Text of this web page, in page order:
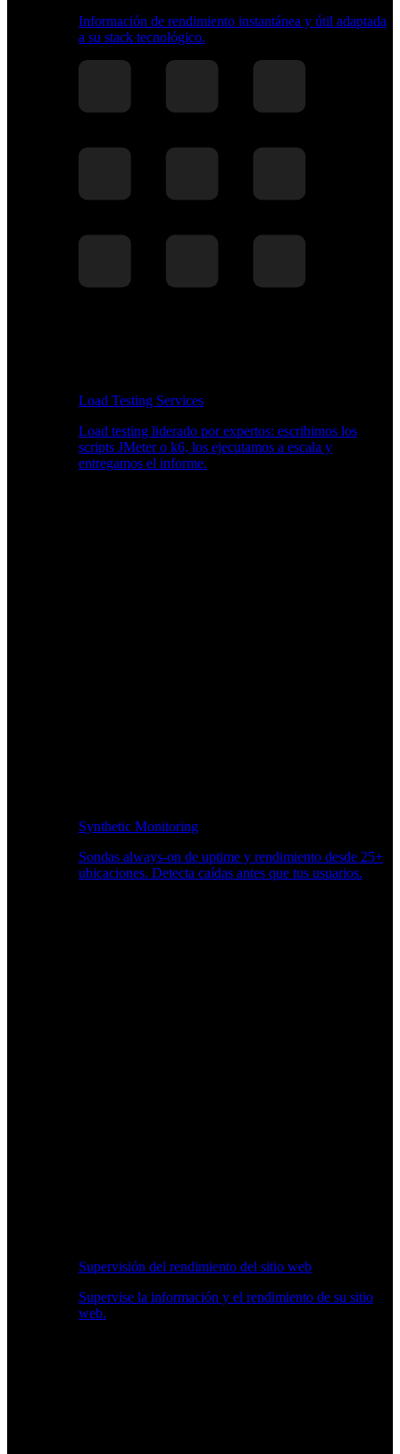
Información de rendimiento instantánea y útil adaptada
a su stack tecnológico.
Load Testing Services
Load testing liderado por expertos: escribimos los
scripts JMeter o k6, los ejecutamos a escala y
entregamos el informe.
Synthetic Monitoring
Sondas always-on de uptime y rendimiento desde 25+
ubicaciones. Detecta caídas antes que tus usuarios.
Supervisión del rendimiento del sitio web
Supervise la información y el rendimiento de su sitio
web.